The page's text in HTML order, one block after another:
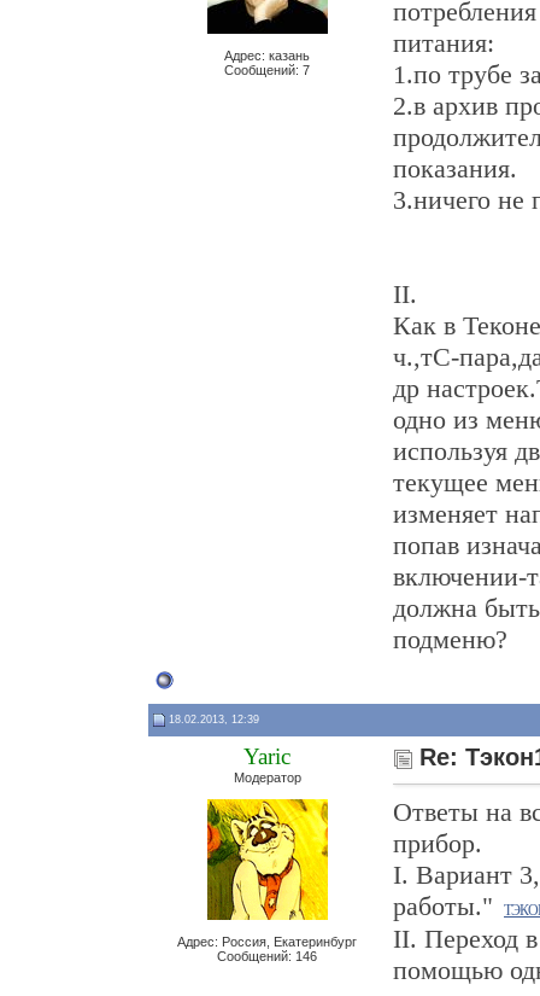
Адрес: казань
Сообщений: 7
питания:
1.по трубе
2.в архив
показания.
3.ничего не
II.
Как в
ч.,тС-
др
одно из
используя
текущее
изменяет
попав
включении-
должна
подменю?
18.02.2013, 12:39
Yaric
Модератор
Адрес: Россия, Екатеринбург
Сообщений: 146
Re:
Ответы на
прибор.
I. Вариант
работы."
II. Переход
помощью